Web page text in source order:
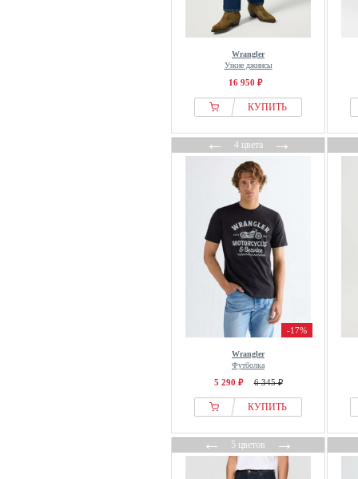
Wrangler
Узкие джинсы
16 950 ₽
КУПИТЬ
←4 цвета→
-17%
Wrangler
Футболка
5 290 ₽ 6 345 ₽
КУПИТЬ
←5 цветов→